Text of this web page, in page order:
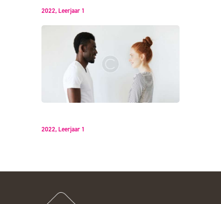
2022, Leerjaar 1
2022, Leerjaar 1